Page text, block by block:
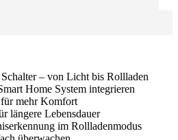
– von Licht bis Rollladen
Home System integrieren
mehr Komfort
längere Lebensdauer
im Rollladenmodus